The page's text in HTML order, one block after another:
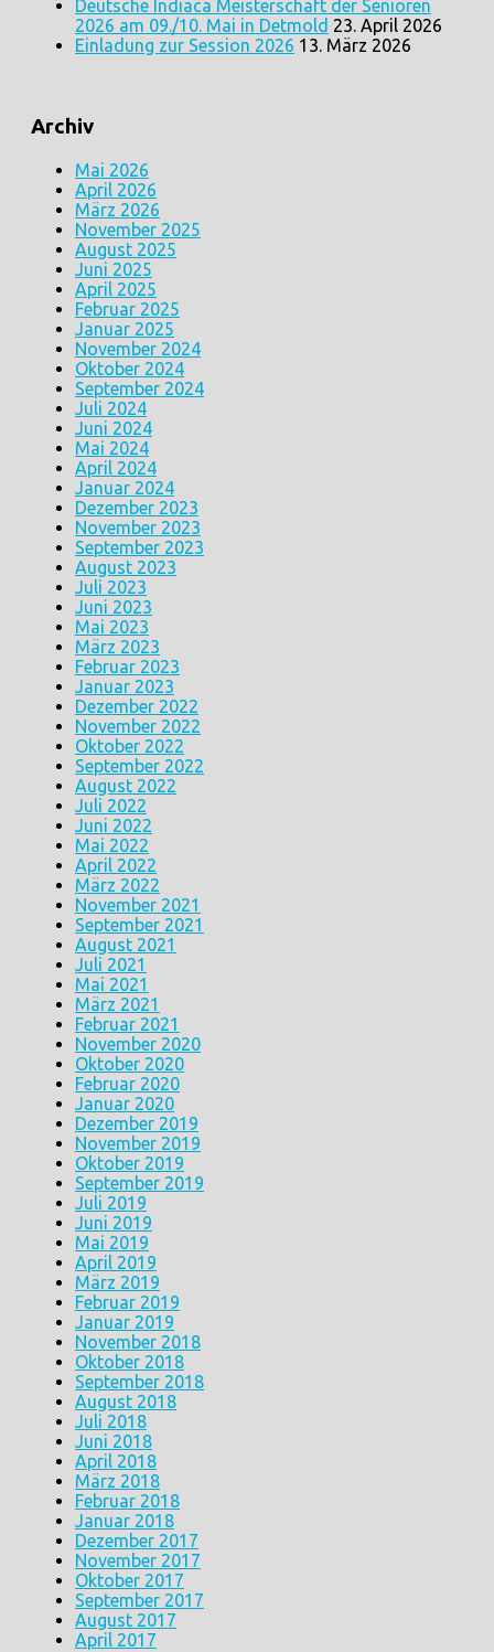
Deutsche Indiaca Meisterschaft der Senioren
2026 am 09./10. Mai in Detmold 23. April 2026
Einladung zur Session 2026 13. März 2026
Archiv
Mai 2026
April 2026
März 2026
November 2025
August 2025
Juni 2025
April 2025
Februar 2025
Januar 2025
November 2024
Oktober 2024
September 2024
Juli 2024
Juni 2024
Mai 2024
April 2024
Januar 2024
Dezember 2023
November 2023
September 2023
August 2023
Juli 2023
Juni 2023
Mai 2023
März 2023
Februar 2023
Januar 2023
Dezember 2022
November 2022
Oktober 2022
September 2022
August 2022
Juli 2022
Juni 2022
Mai 2022
April 2022
März 2022
November 2021
September 2021
August 2021
Juli 2021
Mai 2021
März 2021
Februar 2021
November 2020
Oktober 2020
Februar 2020
Januar 2020
Dezember 2019
November 2019
Oktober 2019
September 2019
Juli 2019
Juni 2019
Mai 2019
April 2019
März 2019
Februar 2019
Januar 2019
November 2018
Oktober 2018
September 2018
August 2018
Juli 2018
Juni 2018
April 2018
März 2018
Februar 2018
Januar 2018
Dezember 2017
November 2017
Oktober 2017
September 2017
August 2017
April 2017